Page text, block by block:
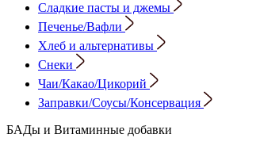
Сладкие пасты и джемы
Печенье/Вафли
Хлеб и альтернативы
Снеки
Чаи/Какао/Цикорий
Заправки/Соусы/Консервация
БАДы и Витаминные добавки